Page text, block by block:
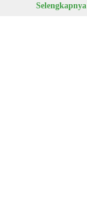
Selengkapnya